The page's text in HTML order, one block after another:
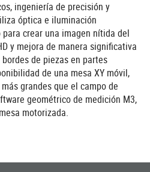
ingeniería de precisión y
óptica e iluminación
crear una imagen nítida del
y mejora de manera significativa
de piezas en partes
de una mesa XY móvil,
grandes que el campo de
geométrico de medición M3,
motorizada.